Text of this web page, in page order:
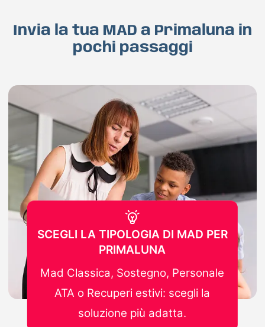
Invia la tua MAD a Primaluna in
pochi passaggi
SCEGLI LA TIPOLOGIA DI MAD PER
PRIMALUNA
Mad Classica, Sostegno, Personale
ATA o Recuperi estivi: scegli la
soluzione più adatta.